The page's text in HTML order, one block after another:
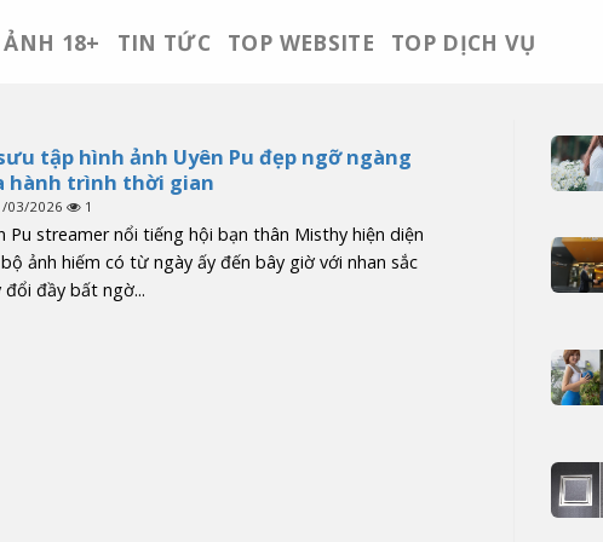
ẢNH 18+ TIN TỨC TOP WEBSITE TOP DỊCH VỤ
tập hình ảnh Uyên Pu đẹp ngỡ ngàng
hành trình thời gian
03/2026 1
Pu streamer nổi tiếng hội bạn thân Misthy hiện diện
ảnh hiếm có từ ngày ấy đến bây giờ với nhan sắc
đổi đầy bất ngờ...